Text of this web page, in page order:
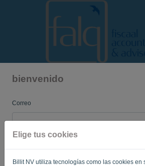
Elige tus cookies
Billit NV utiliza tecnologías como las cookies en
bienvenido
Correo
Contraseña